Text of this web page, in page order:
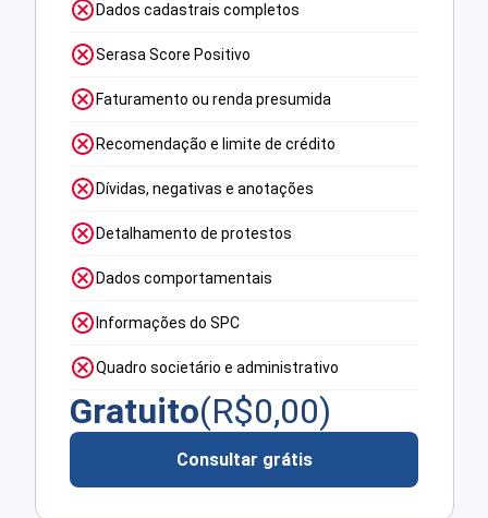
Dados cadastrais completos
Serasa Score Positivo
Faturamento ou renda presumida
Recomendação e limite de crédito
Dívidas, negativas e anotações
Detalhamento de protestos
Dados comportamentais
Informações do SPC
Quadro societário e administrativo
Gratuito(R$0,00)
Consultar grátis